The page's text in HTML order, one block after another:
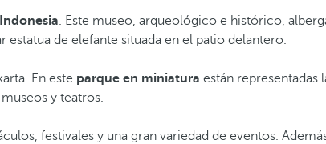
. Este museo, arqueológico e histórico,
de elefante situada en el patio delantero.
En este parque en miniatura están representadas
y teatros.
festivales y una gran variedad de eventos.